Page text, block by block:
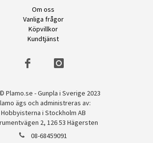
Om oss
Vanliga frågor
Köpvillkor
Kundtjänst
Plamo.se - Gunpla i Sverige 2023
ägs och administreras av:
Hobbyisterna i Stockholm AB
2, 126 53 Hägersten
08-68459091